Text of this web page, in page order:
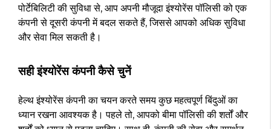
पोर्टेबिलिटी की सुविधा से, आप अपनी मौजूदा इंश्योरेंस पॉलिसी को एक
कंपनी से दूसरी कंपनी में बदल सकते हैं, जिससे आपको अधिक सुविधा
और सेवा मिल सकती है।
सही इंश्योरेंस कंपनी कैसे चुनें
हेल्थ इंश्योरेंस कंपनी का चयन करते समय कुछ महत्वपूर्ण बिंदुओं का
ध्यान रखना आवश्यक है। पहले तो, आपको बीमा पॉलिसी की शर्तों और